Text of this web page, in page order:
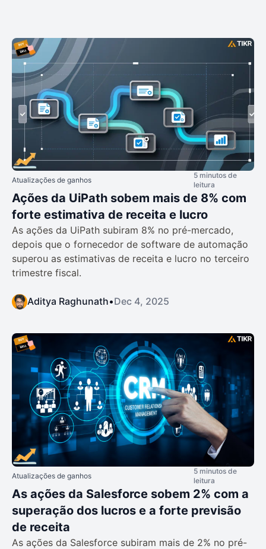
Atualizações de ganhos
5 minutos de
leitura
Ações da UiPath sobem mais de 8% com
forte estimativa de receita e lucro
As ações da UiPath subiram 8% no pré-mercado,
depois que o fornecedor de software de automação
superou as estimativas de receita e lucro no terceiro
trimestre fiscal.
Aditya Raghunath•Dec 4, 2025
Atualizações de ganhos
5 minutos de
leitura
As ações da Salesforce sobem 2% com a
superação dos lucros e a forte previsão
de receita
As ações da Salesforce subiram mais de 2% no pré-